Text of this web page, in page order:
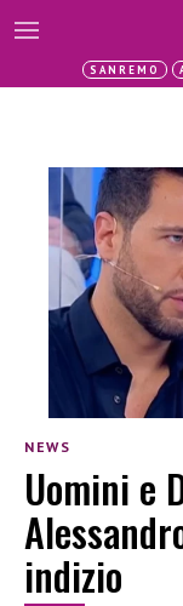
SANREMO
NEWS
Uomini e
indizio